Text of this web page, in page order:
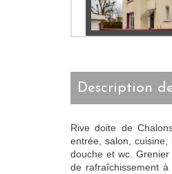
description
Rive doite de
entrée, salon,
douche et wc.
de rafraîchissement